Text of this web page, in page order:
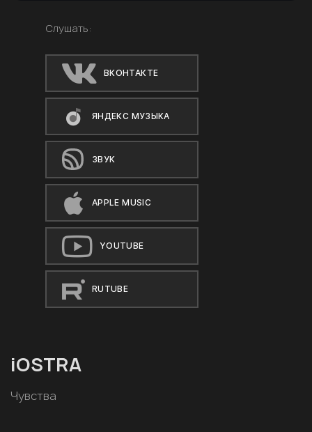
Слушать:
ВКОНТАКТЕ
ЯНДЕКС МУЗЫКА
ЗВУК
APPLE MUSIC
YOUTUBE
RUTUBE
iOSTRA
Чувства